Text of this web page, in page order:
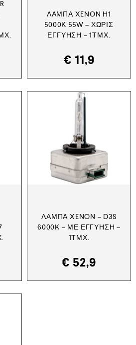
ΛΆΜΠΑ XENON H1
5000K 55W – ΧΩΡΊΣ
ΕΓΓΎΗΣΗ – 1ΤΜΧ.
€ 11,9
ΛΆΜΠΑ XENON – D3S
6000K – ΜΕ ΕΓΓΎΗΣΗ –
1ΤΜΧ.
€ 52,9